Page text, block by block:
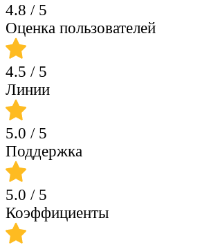
4.8 / 5
Оценка пользователей
4.5 / 5
Линии
5.0 / 5
Поддержка
5.0 / 5
Коэффициенты